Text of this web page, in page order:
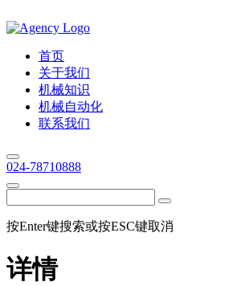
首页
关于我们
机械知识
机械自动化
联系我们
024-78710888
按Enter键搜索或按ESC键取消
详情